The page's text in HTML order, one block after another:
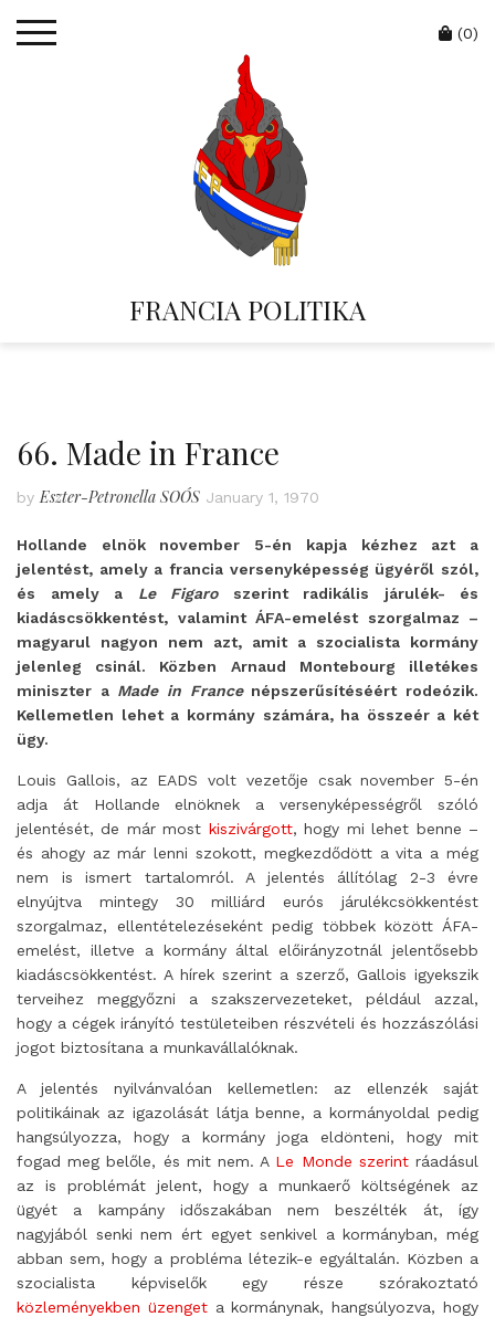
FRANCIA POLITIKA
Cart
(0)
66. Made in France
by Eszter-Petronella SOÓS January 1, 1970
Hollande elnök november 5-én kapja kézhez azt a
jelentést, amely a francia versenyképesség ügyéről szól,
és amely a Le Figaroszerint radikális járulék- és
kiadáscsökkentést, valamint ÁFA-emelést szorgalmaz –
magyarul nagyon nem azt, amit a szocialista kormány
jelenleg csinál. Közben Arnaud Montebourg illetékes
miniszter a Made in Francenépszerűsítéséért rodeózik.
Kellemetlen lehet a kormány számára, ha összeér a két
ügy.
Louis Gallois, az EADS volt vezetője csak november 5-én
adja át Hollande elnöknek a versenyképességről szóló
jelentését, de már most kiszivárgott, hogy mi lehet benne –
és ahogy az már lenni szokott, megkezdődött a vita a még
nem is ismert tartalomról. A jelentés állítólag 2-3 évre
elnyújtva mintegy 30 milliárd eurós járulékcsökkentést
szorgalmaz, ellentételezéseként pedig többek között ÁFA-
emelést, illetve a kormány által előirányzotnál jelentősebb
kiadáscsökkentést. A hírek szerint a szerző, Gallois igyekszik
terveihez meggyőzni a szakszervezeteket, például azzal,
hogy a cégek irányító testületeiben részvételi és hozzászólási
jogot biztosítana a munkavállalóknak.
A jelentés nyilvánvalóan kellemetlen: az ellenzék saját
politikáinak az igazolását látja benne, a kormányoldal pedig
hangsúlyozza, hogy a kormány joga eldönteni, hogy mit
fogad meg belőle, és mit nem. A Le Monde szerintráadásul
az is problémát jelent, hogy a munkaerő költségének az
ügyét a kampány időszakában nem beszélték át, így
nagyjából senki nem ért egyet senkivel a kormányban, még
abban sem, hogy a probléma létezik-e egyáltalán. Közben a
szocialista képviselők egy része szórakoztató
közleményekben üzengeta kormánynak, hangsúlyozva, hogy